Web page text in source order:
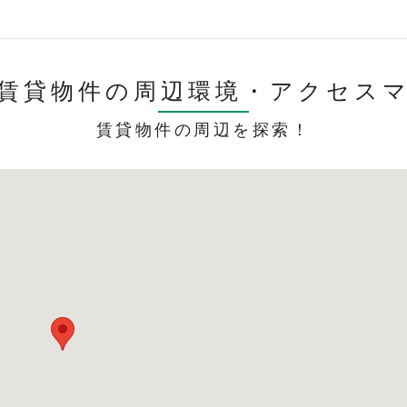
貸物件の周辺環境・ アクセス
賃貸物件の周辺を探索！